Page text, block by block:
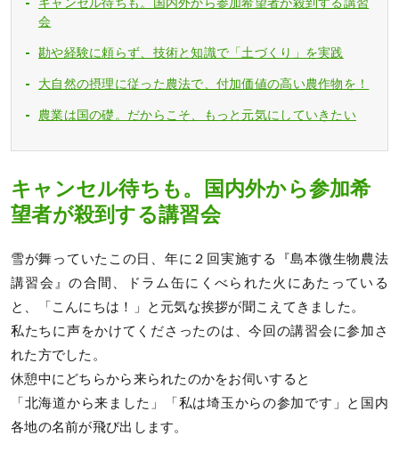
会
勘や経験に頼らず、技術と知識で「土づくり」を実践
大自然の摂理に従った農法で、付加価値の高い農作物を！
農業は国の礎。だからこそ、もっと元気にしていきたい
キャンセル待ちも。国内外から参加希
望者が殺到する講習会
雪が舞っていたこの日、年に２回実施する『島本微生物農法
講習会』の合間、ドラム缶にくべられた火にあたっている
と、「こんにちは！」と元気な挨拶が聞こえてきました。
私たちに声をかけてくださったのは、今回の講習会に参加さ
れた方でした。
休憩中にどちらから来られたのかをお伺いすると
「北海道から来ました」「私は埼玉からの参加です」と国内
各地の名前が飛び出します。